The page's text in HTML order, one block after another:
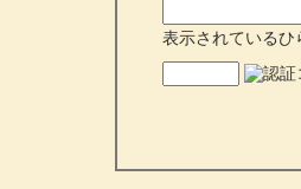
表示されているひ